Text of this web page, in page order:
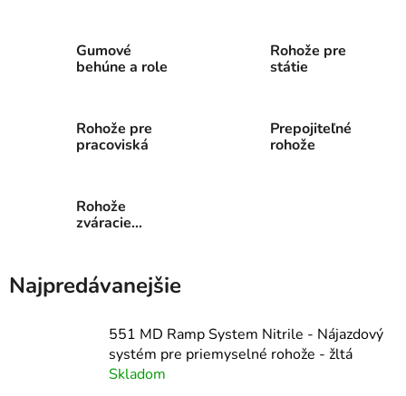
Gumové
behúne a role
Rohože pre
státie
Rohože pre
pracoviská
Prepojiteľné
rohože
Rohože
zváracie
Najpredávanejšie
551 MD Ramp System Nitrile - Nájazdový
systém pre priemyselné rohože - žltá
Skladom